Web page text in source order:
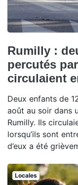
Rumilly :
percutés
circulaient
Deux enfants de
août au soir dans
Rumilly. Ils
lorsqu’ils sont
d’eux a été
Locales